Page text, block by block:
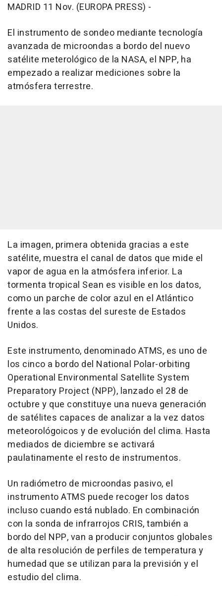
MADRID 11 Nov. (EUROPA PRESS) -
El instrumento de sondeo mediante tecnología
avanzada de microondas a bordo del nuevo
satélite meterológico de la NASA, el NPP, ha
empezado a realizar mediciones sobre la
atmósfera terrestre.
La imagen, primera obtenida gracias a este
satélite, muestra el canal de datos que mide el
vapor de agua en la atmósfera inferior. La
tormenta tropical Sean es visible en los datos,
como un parche de color azul en el Atlántico
frente a las costas del sureste de Estados
Unidos.
Este instrumento, denominado ATMS, es uno de
los cinco a bordo del National Polar-orbiting
Operational Environmental Satellite System
Preparatory Project (NPP), lanzado el 28 de
octubre y que constituye una nueva generación
de satélites capaces de analizar a la vez datos
meteorológoicos y de evolución del clima. Hasta
mediados de diciembre se activará
paulatinamente el resto de instrumentos.
Un radiómetro de microondas pasivo, el
instrumento ATMS puede recoger los datos
incluso cuando está nublado. En combinación
con la sonda de infrarrojos CRIS, también a
bordo del NPP, van a producir conjuntos globales
de alta resolución de perfiles de temperatura y
humedad que se utilizan para la previsión y el
estudio del clima.